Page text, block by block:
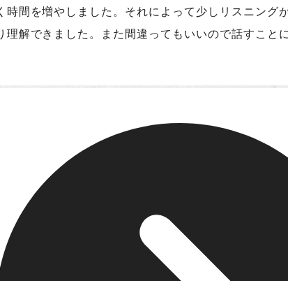
間を増やしました。それによって少しリスニング
解できました。また間違ってもいいので話すこと